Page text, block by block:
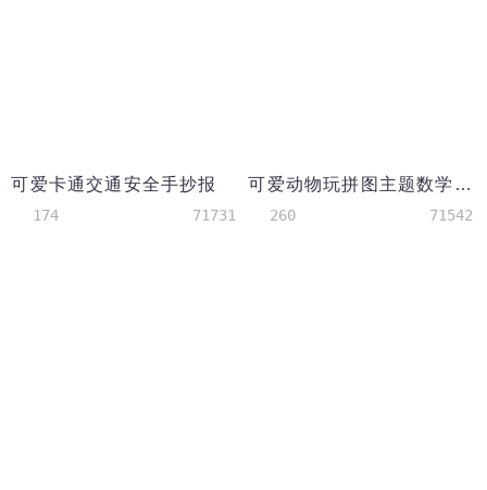
可爱卡通交通安全手抄报
174 71731
可爱动物玩拼图主题数学小报
260 71542